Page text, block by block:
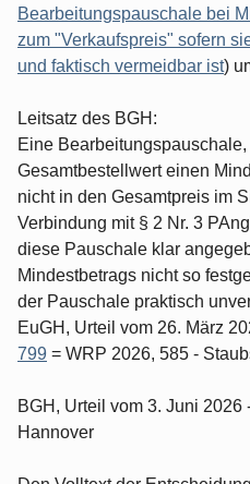
Bearbeitungspauschale bei
zum "Verkaufspreis" sofern
und faktisch vermeidbar ist)
Leitsatz des BGH:
Eine
Gesamtbestellwert einen
nicht in den Gesamtpreis im
Verbindung mit § 2 Nr. 3
diese Pauschale klar
Mindestbetrags nicht so
der Pauschale praktisch
EuGH, Urteil vom 26. März
799 = WRP 2026, 585 -
BGH, Urteil vom 3. Juni 2026
Hannover